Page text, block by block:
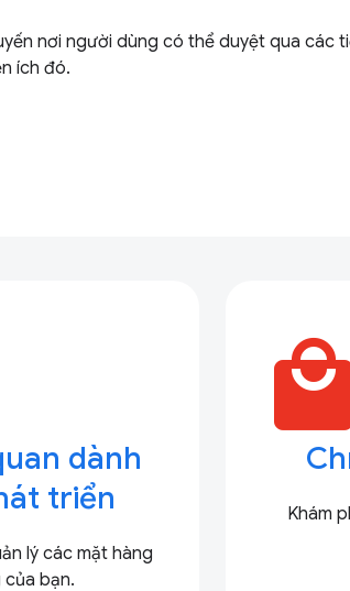
nơi người dùng có thể duyệt qua các
ích đó.
dành
triển
lý các mặt hàng
bạn.
Khám